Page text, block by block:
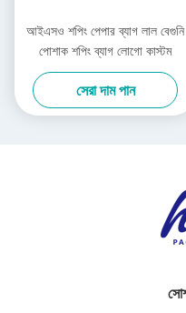
আইএসও শপিং পেপার ব্যাগ লাল বেগুনি
পোশাক শপিং ব্যাগ লোগো কাস্টম
সেরা দাম পান